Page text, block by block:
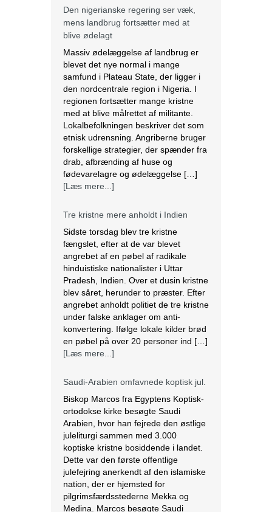
Den nigerianske regering ser væk,
mens landbrug fortsætter med at
blive ødelagt
Massiv ødelæggelse af landbrug er
blevet det nye normal i mange
samfund i Plateau State, der ligger i
den nordcentrale region i Nigeria. I
regionen fortsætter mange kristne
med at blive målrettet af militante.
Lokalbefolkningen beskriver det som
etnisk udrensning. Angriberne bruger
forskellige strategier, der spænder fra
drab, afbrænding af huse og
fødevarelagre og ødelæggelse […]
[Læs mere...]
Tre kristne mere anholdt i Indien
Sidste torsdag blev tre kristne
fængslet, efter at de var blevet
angrebet af en pøbel af radikale
hinduistiske nationalister i Uttar
Pradesh, Indien. Over et dusin kristne
blev såret, herunder to præster. Efter
angrebet anholdt politiet de tre kristne
under falske anklager om anti-
konvertering. Ifølge lokale kilder brød
en pøbel på over 20 personer ind […]
[Læs mere...]
Saudi-Arabien omfavnede koptisk jul.
Biskop Marcos fra Egyptens Koptisk-
ortodokse kirke besøgte Saudi
Arabien, hvor han fejrede den østlige
juleliturgi sammen med 3.000
koptiske kristne bosiddende i landet.
Dette var den første offentlige
julefejring anerkendt af den islamiske
nation, der er hjemsted for
pilgrimsfærdsstederne Mekka og
Medina. Marcos besøgte Saudi